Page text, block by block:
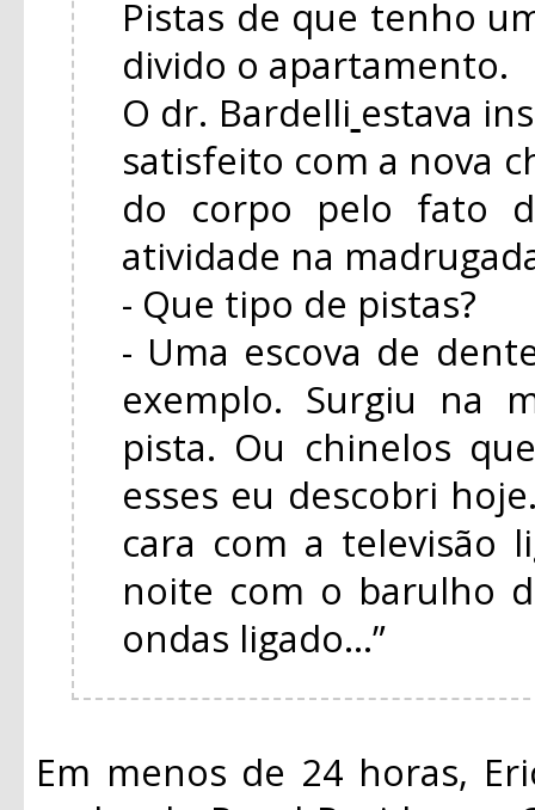
Pistas de que tenho
divido o apartamento.
O dr. Bardelli estava
satisfeito com a nova
do corpo pelo fato
atividade na
- Que tipo de pistas?
- Uma escova de
exemplo. Surgiu na
pista. Ou chinelos
esses eu descobri
cara com a televisão
noite com o barulho
ondas ligado...”
Em menos de 24 horas,